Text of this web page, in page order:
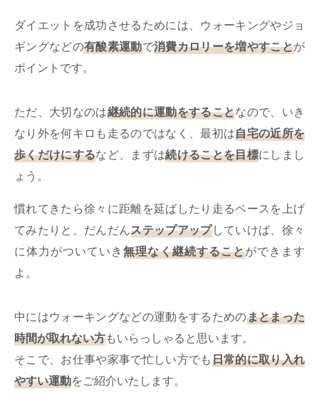
ダイエットを成功させるためには、ウォーキングやジョ
ギングなどの有酸素運動で消費カロリーを増やすことが
ポイントです。
ただ、大切なのは継続的に運動をすることなので、いき
なり外を何キロも走るのではなく、最初は自宅の近所を
歩くだけにするなど、まずは続けることを目標にしまし
ょう。
慣れてきたら徐々に距離を延ばしたり走るペースを上げ
てみたりと、だんだんステップアップしていけば、徐々
に体力がついていき無理なく継続することができます
よ。
中にはウォーキングなどの運動をするためのまとまった
時間が取れない方もいらっしゃると思います。
そこで、お仕事や家事で忙しい方でも日常的に取り入れ
やすい運動をご紹介いたします。